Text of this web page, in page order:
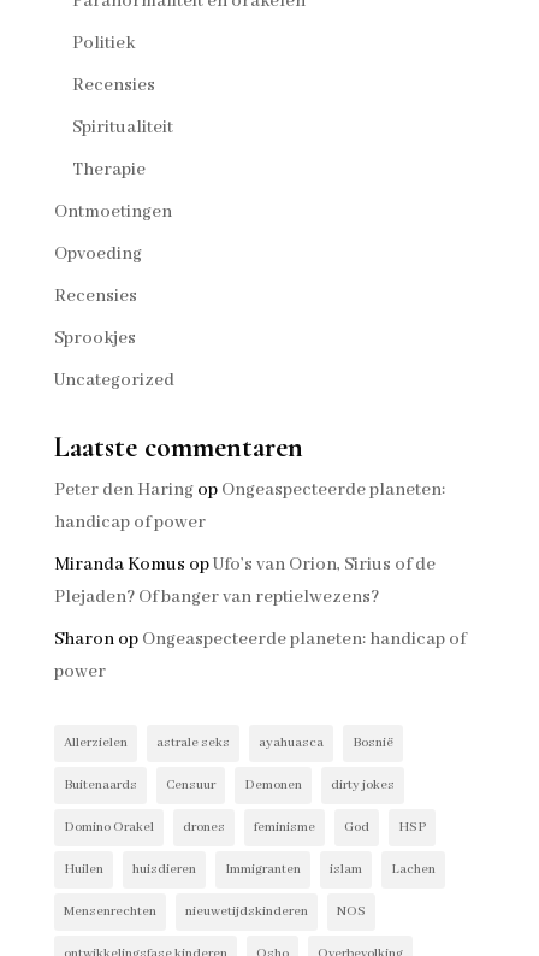
Politiek
Recensies
Spiritualiteit
Therapie
Ontmoetingen
Opvoeding
Recensies
Sprookjes
Uncategorized
Laatste commentaren
Peter den Haringop Ongeaspecteerde planeten:
handicap of power
Miranda Komus opUfo’s van Orion, Sirius of de
Plejaden? Of banger van reptielwezens?
Sharonop Ongeaspecteerde planeten: handicap of
power
Allerzielen astrale seks ayahuasca Bosnië
Buitenaards Censuur Demonen dirty jokes
Domino Orakel drones feminisme God HSP
Huilen huisdieren Immigranten islam Lachen
Mensenrechten nieuwetijdskinderen NOS